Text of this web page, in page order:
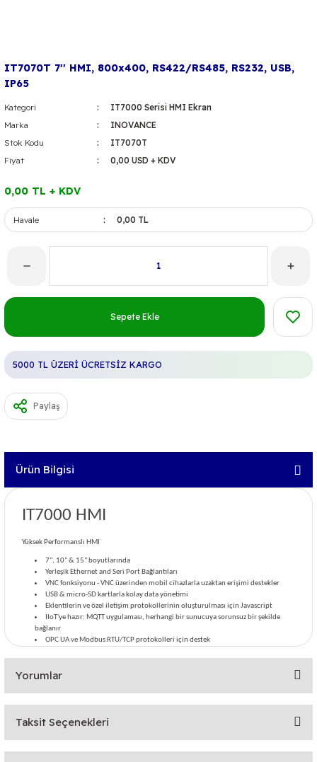
IT7070T 7'' HMI, 800x400, RS422/RS485, RS232, USB,
IP65
Kategori
IT7000 Serisi HMI Ekran
Marka
INOVANCE
Stok Kodu
IT7070T
Fiyat
0,00 USD + KDV
0,00 TL + KDV
Havale 0,00 TL
Sepete Ekle
5000 TL ÜZERİ ÜCRETSİZ KARGO
Paylaş
Ürün Bilgisi
IT7000 HMI
Yüksek Performanslı HMI
7", 10" & 15" boyutlarında
Yerleşik Ethernet and Seri Port Bağlantıları
VNC fonksiyonu - VNC üzerinden mobil cihazlarla uzaktan erişimi destekler
USB & micro-SD kartlarla kolay data yönetimi
Eklentilerin ve özel iletişim protokollerinin oluşturulması için Javascript
IIoT'ye hazır: MQTT uygulaması, herhangi bir sunucuya sorunsuz bir şekilde
bağlanır
OPC UA ve Modbus RTU/TCP protokolleri için destek
Yorumlar
Bu ürüne ilk yorumu siz yapın!
Taksit Seçenekleri